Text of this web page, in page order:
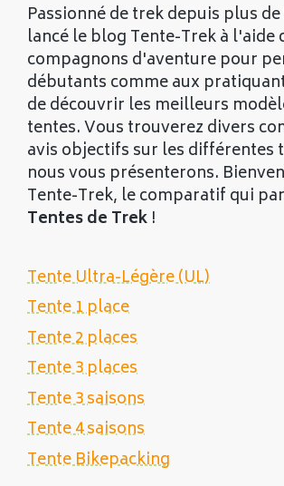
Passionné de trek depuis plus de
lancé le blog Tente-Trek à l'aide
compagnons d'aventure pour
débutants comme aux
de découvrir les meilleurs
tentes. Vous trouverez divers
avis objectifs sur les différentes
nous vous présenterons.
Tente-Trek, le comparatif qui
Tentes de Trek !
Tente Ultra-Légère (UL)
Tente 1 place
Tente 2 places
Tente 3 places
Tente 3 saisons
Tente 4 saisons
Tente Bikepacking